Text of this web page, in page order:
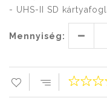
- UHS-II SD
Mennyiség: